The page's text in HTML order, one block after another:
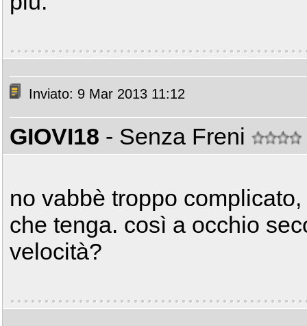
Inviato: 9 Mar 2013 11:12
GIOVI18 - Senza Freni
no vabbè troppo
che tenga. così a occhio
velocità?